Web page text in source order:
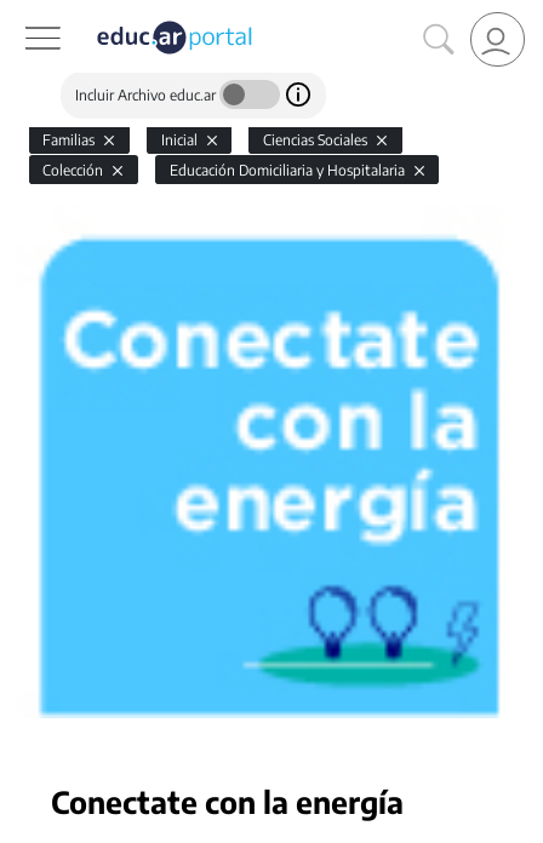
Incluir Archivo educ.ar
Familias Inicial
Ciencias Sociales
Colección
Educación Domiciliaria y Hospitalaria
Conectate con la energía